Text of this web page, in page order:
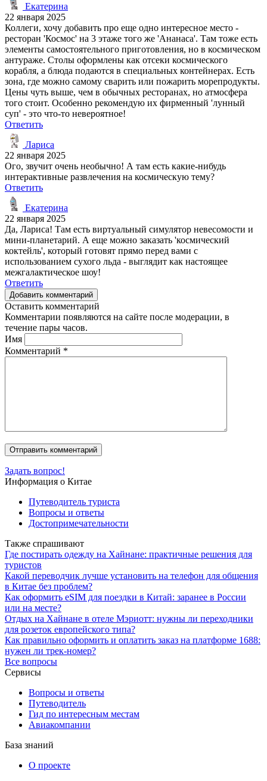
Екатерина
22 января 2025
Коллеги, хочу добавить про еще одно интересное место -
ресторан 'Космос' на 3 этаже того же 'Ананаса'. Там тоже есть
элементы самостоятельного приготовления, но в космическом
антураже. Столы оформлены как отсеки космического
корабля, а блюда подаются в специальных контейнерах. Есть
зона, где можно самому сварить или пожарить морепродукты.
Цены чуть выше, чем в обычных ресторанах, но атмосфера
того стоит. Особенно рекомендую их фирменный 'лунный
суп' - это что-то невероятное!
Ответить
Лариса
22 января 2025
Ого, звучит очень необычно! А там есть какие-нибудь
интерактивные развлечения на космическую тему?
Ответить
Екатерина
22 января 2025
Да, Лариса! Там есть виртуальный симулятор невесомости и
мини-планетарий. А еще можно заказать 'космический
коктейль', который готовят прямо перед вами с
использованием сухого льда - выглядит как настоящее
межгалактическое шоу!
Ответить
Добавить комментарий
Оставить комментарий
Комментарии появляются на сайте после модерации, в
течение пары часов.
Имя
Комментарий *
Задать вопрос!
Информация о Китае
Путеводитель туриста
Вопросы и ответы
Достопримечательности
Также спрашивают
Где постирать одежду на Хайнане: практичные решения для
туристов
Какой переводчик лучше установить на телефон для общения
в Китае без проблем?
Как оформить eSIM для поездки в Китай: заранее в России
или на месте?
Отдых на Хайнане в отеле Мэриотт: нужны ли переходники
для розеток европейского типа?
Как правильно оформить и оплатить заказ на платформе 1688:
нужен ли трек-номер?
Все вопросы
Сервисы
Вопросы и ответы
Путеводитель
Гид по интересным местам
Авиакомпании
База знаний
О проекте